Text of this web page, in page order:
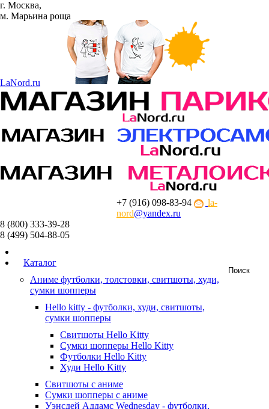
г. Москва,
м. Марьина роща
LaNord.ru
+7 (916) 098-83-94
la-
nord@yandex.ru
8 (800) 333-39-28
8 (499) 504-88-05
Каталог
Аниме футболки, толстовки, свитшоты, худи,
сумки шопперы
Hello kitty - футболки, худи, свитшоты,
сумки шопперы
Свитшоты Hello Kitty
Сумки шопперы Hello Kitty
Футболки Hello Kitty
Худи Hello Kitty
Свитшоты с аниме
Сумки шопперы с аниме
Уэнсдей Аддамс Wednesday - футболки,